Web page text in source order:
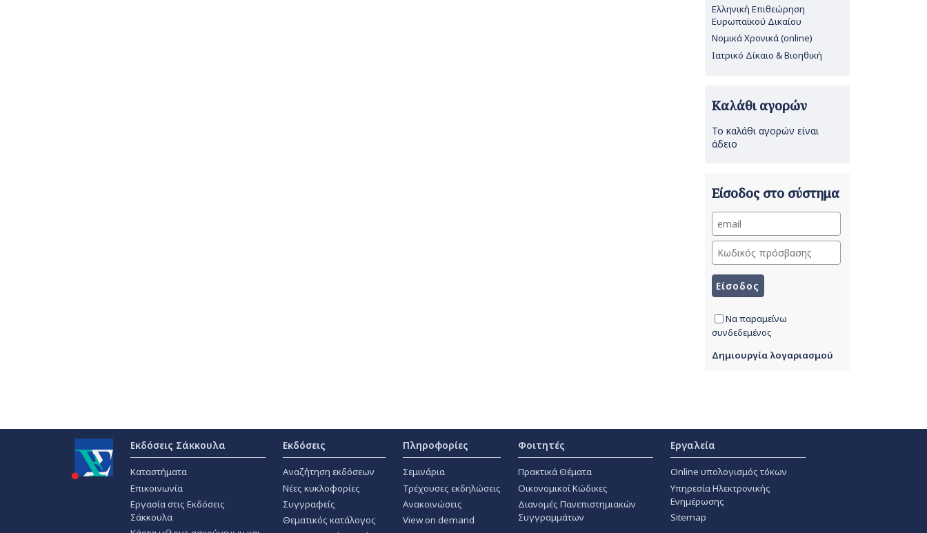
Ελληνική Επιθεώρηση
Ευρωπαϊκού Δικαίου
Νομικά Χρονικά (online)
Ιατρικό Δίκαιο & Βιοηθική
Καλάθι αγορών
Το καλάθι αγορών είναι
άδειο
Είσοδος στο σύστημα
Να παραμείνω
συνδεδεμένος
Δημιουργία λογαριασμού
Εκδόσεις Σάκκουλα
Καταστήματα
Επικοινωνία
Εργασία στις Εκδόσεις
Σάκκουλα
Εκδόσεις
Αναζήτηση εκδόσεων
Νέες κυκλοφορίες
Συγγραφείς
Θεματικός κατάλογος
Πληροφορίες
Σεμινάρια
Τρέχουσες εκδηλώσεις
Ανακοινώσεις
View on demand
Φοιτητές
Πρακτικά Θέματα
Οικονομικοί Κώδικες
Διανομές Πανεπιστημιακών
Συγγραμμάτων
Εργαλεία
Online υπολογισμός τόκων
Υπηρεσία Ηλεκτρονικής
Ενημέρωσης
Sitemap